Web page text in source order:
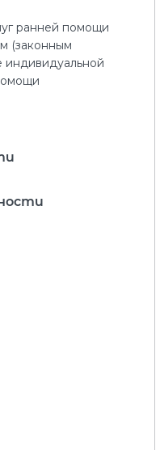
ранней помощи
(законным
индивидуальной